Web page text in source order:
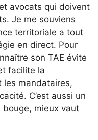
avocats qui doivent
Je me souviens
territoriale a tout
en direct. Pour
son TAE évite
facilite la
les mandataires,
C’est aussi un
bouge, mieux vaut